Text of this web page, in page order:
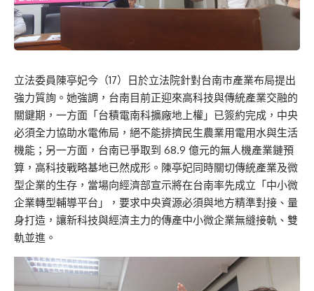
立法委員陳亭妃今（17）日於立法院針對台南市產業布局提出
強力質詢。她強調，台南目前正迎來高科技與傳統產業交融的
關鍵期，一方面「台積電南科擴廠地上權」已簽約完成，中央
必須全力協助水電佈局，絕不能排擠民生農業用電用水與生活
機能；另一方面，台南已爭取到 68.9 億元的無人機產業鏈預
算，高科技戰略基地已然成形。陳亭妃同時關切傳統產業及微
型企業的生存，當場向經濟部宣示將在台南率先成立「中小微
企業轉型輔導平台」，要求中央資源必須與地方精準對接、量
身打造，讓新科技與經濟主力的傳產中小微企業無縫接軌、雙
軌並進。